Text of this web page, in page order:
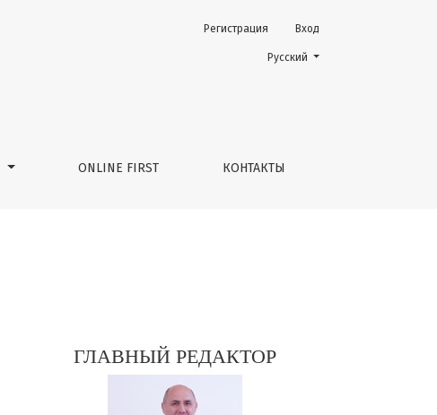
ONLINE FIRST КОНТАКТЫ
Регистрация Вход
Change the language. The
Русский
ГЛАВНЫЙ РЕДАКТОР